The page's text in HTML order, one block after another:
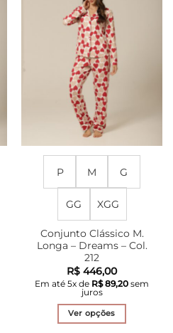
opções
podem
ser
escolhidas
na
página
do
produto
P M G
GG XGG
Conjunto Clássico M.
Longa – Dreams – Col.
212
R$ 446,00
Em até 5x de R$89,20 sem
juros
Ver opções